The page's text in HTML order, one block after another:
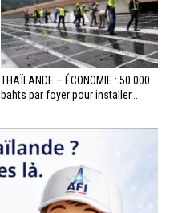
THAÏLANDE – ÉCONOMIE : 50 000
bahts par foyer pour installer...